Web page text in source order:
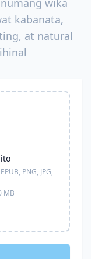
wika
kabanata,
at natural
PNG, JPG,
MB